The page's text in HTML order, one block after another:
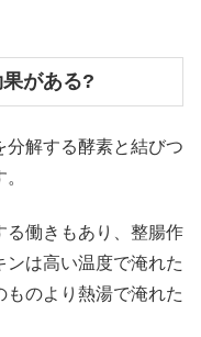
がある?
解する酵素と結びつ
る働きもあり、整腸作
ンは高い温度で淹れた
のより熱湯で淹れた